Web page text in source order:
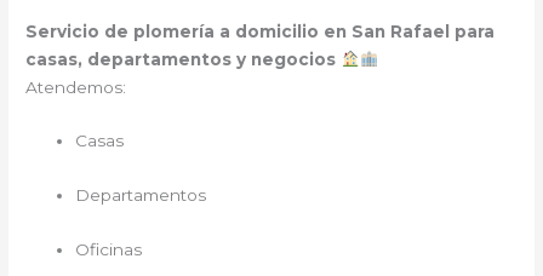
Servicio de plomería a domicilio en San Rafael para
casas, departamentos y negocios
Atendemos:
Casas
Departamentos
Oficinas